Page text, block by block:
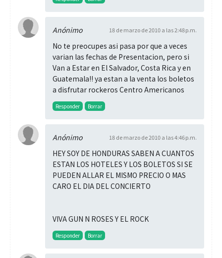
Anónimo 18 de marzo de 2010 a las 2:48 p.m.
No te preocupes asi pasa por que a veces
varian las fechas de Presentacion, pero si
Van a Estar en El Salvador, Costa Rica y en
Guatemala!! ya estan a la venta los boletos
a disfrutar rockeros Centro Americanos
Responder Borrar
Anónimo 18 de marzo de 2010 a las 4:46 p.m.
HEY SOY DE HONDURAS SABEN A CUANTOS
ESTAN LOS HOTELES Y LOS BOLETOS SI SE
PUEDEN ALLAR EL MISMO PRECIO O MAS
CARO EL DIA DEL CONCIERTO
VIVA GUN N ROSES Y EL ROCK
Responder Borrar